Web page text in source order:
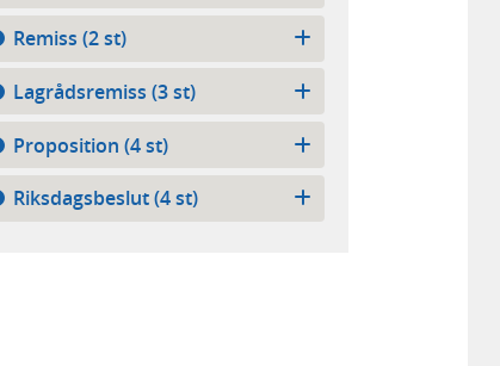
Remiss (2 st)
Lagrådsremiss (3 st)
Proposition (4 st)
Riksdagsbeslut (4 st)